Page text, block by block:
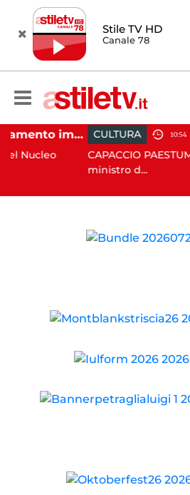
Stile TV HD
Canale 78
Salerno, sovraffollamento immigrati in immobile del centro storico: scatta lo sgombero CULTURA 10:54
CAPACCIO PAESTUM. Il
ministro d...